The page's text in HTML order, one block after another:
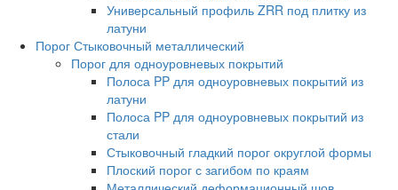
Универсальный профиль ZRR под плитку из
латуни
Порог Стыковочный металлический
Порог для одноуровневых покрытий
Полоса PP для одноуровневых покрытий из
латуни
Полоса PP для одноуровневых покрытий из
стали
Стыковочный гладкий порог округлой формы
Плоский порог с загибом по краям